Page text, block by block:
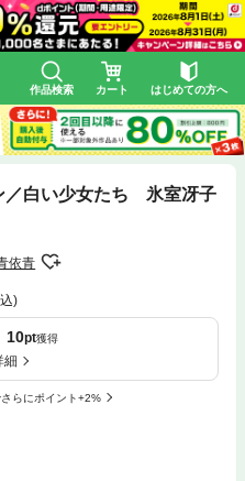
作品検索 カート はじめての方へ
／白い少女たち 氷室冴子
依青
)
10pt獲得
細
らにポイント+2%